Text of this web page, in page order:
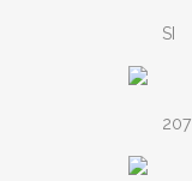
SI
207